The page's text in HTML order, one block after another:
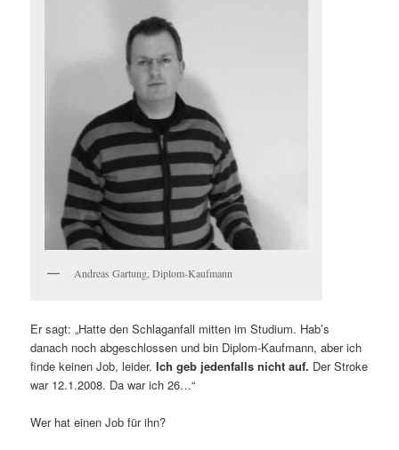
Andreas Gartung, Diplom-Kaufmann
Er sagt: „Hatte den Schlaganfall mitten im Studium. Hab’s
danach noch abgeschlossen und bin Diplom-Kaufmann, aber ich
finde keinen Job, leider. Ich geb jedenfalls nicht auf. Der Stroke
war 12.1.2008. Da war ich 26…“
Wer hat einen Job für ihn?